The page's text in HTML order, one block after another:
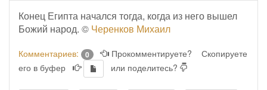
Конец Египта начался тогда, когда из него вышел
Божий народ. © Черенков Михаил
Комментариев: 0 Прокомментируете?
Скопируете
его в буфер
или поделитесь?